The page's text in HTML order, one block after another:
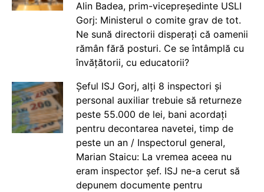
Alin Badea, prim-vicepreședinte USLI
Gorj: Ministerul o comite grav de tot.
Ne sună directorii disperați că oamenii
rămân fără posturi. Ce se întâmplă cu
învățătorii, cu educatorii?
Șeful ISJ Gorj, alți 8 inspectori și
personal auxiliar trebuie să returneze
peste 55.000 de lei, bani acordați
pentru decontarea navetei, timp de
peste un an / Inspectorul general,
Marian Staicu: La vremea aceea nu
eram inspector șef. ISJ ne-a cerut să
depunem documente pentru